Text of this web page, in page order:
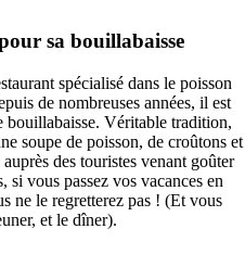
sa bouillabaisse
spécialisé dans le poisson
de nombreuses années, il est
bouillabaisse. Véritable tradition,
soupe de poisson, de croûtons et
des touristes venant goûter
si vous passez vos vacances en
ne le regretterez pas ! (Et vous
et le dîner).